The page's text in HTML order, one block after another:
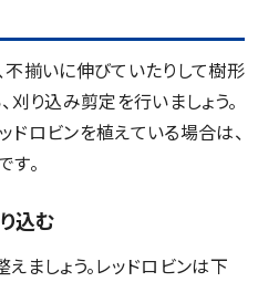
揃いに伸びていたりして樹形
刈り込み剪定を行いましょう。
ロビンを植えている場合は、
。
込む
ましょう。レッドロビンは下